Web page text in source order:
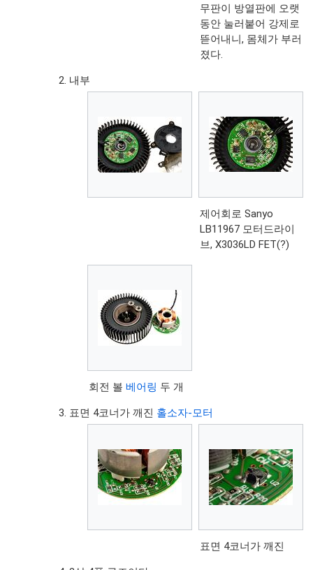
무판이 방열판에 오랫
동안 눌러붙어 강제로
뜯어내니, 몸체가 부러
졌다.
내부
제어회로 Sanyo
LB11967 모터드라이
브, X3036LD FET(?)
회전 볼베어링 두 개
표면 4코너가 깨진 홀소자-모터
표면 4코너가 깨진